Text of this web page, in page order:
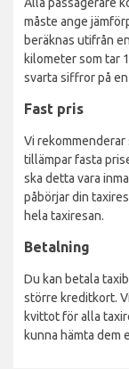
måste ange
beräknas utifrån
kilometer som tar
svarta siffror på
Fast pris
Vi
tillämpar fasta
ska detta vara
påbörjar din
hela taxiresan.
Betalning
Du kan betala
större kreditkort.
kvittot för alla
kunna hämta dem